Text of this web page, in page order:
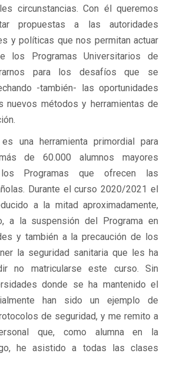
circunstancias. Con él queremos
propuestas a las autoridades
y políticas que nos permitan actuar
los Programas Universitarios de
para los desafíos que se
-también- las oportunidades
nuevos métodos y herramientas de
una herramienta primordial para
de 60.000 alumnos mayores
Programas que ofrecen las
Durante el curso 2020/2021 el
a la mitad aproximadamente,
a la suspensión del Programa en
y también a la precaución de los
la seguridad sanitaria que les ha
no matricularse este curso. Sin
donde se ha mantenido el
han sido un ejemplo de
de seguridad, y me remito a
que, como alumna en la
he asistido a todas las clases